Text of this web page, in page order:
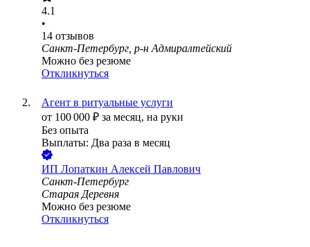
4.1
•
14 отзывов
Санкт-Петербург, р-н Адмиралтейский
Можно без резюме
Откликнуться
Агент в ритуальные услуги
от 100 000 ₽ за месяц, на руки
Без опыта
Выплаты: Два раза в месяц
ИП Лопаткин Алексей Павлович
Санкт-Петербург
Старая Деревня
Можно без резюме
Откликнуться